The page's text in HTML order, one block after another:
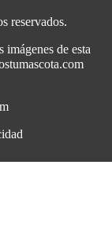
reservados.
de esta